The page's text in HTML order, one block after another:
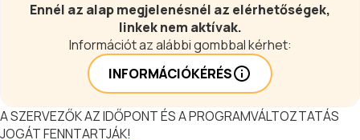
Ennél az alap megjelenésnél az elérhetőségek,
linkek nem aktívak.
Információt az alábbi gombbal kérhet:
INFORMÁCIÓKÉRÉS
A SZERVEZŐK AZ IDŐPONT ÉS A PROGRAMVÁLTOZTATÁS
JOGÁT FENNTARTJÁK!